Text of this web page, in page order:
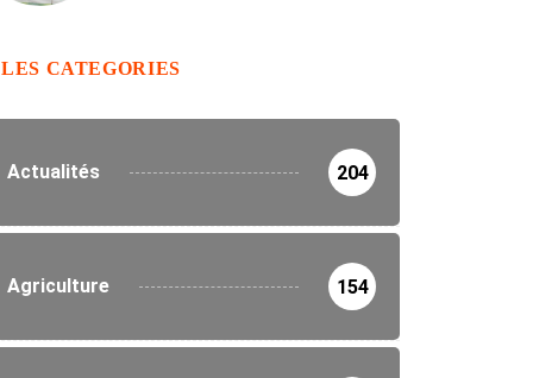
LES CATEGORIES
Actualités 204
Agriculture 154